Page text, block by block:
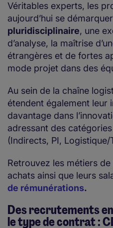
Véritables experts, les
aujourd’hui se
pluridisciplinaire, une
d’analyse, la maîtrise
étrangères et de fortes
mode projet dans des
Au sein de la chaîne
étendent également leur
davantage dans
adressant des
(Indirects, PI, Logistique/
Retrouvez les métiers
achats ainsi que leurs
de rémunérations.
Des recrutements
le type de contrat :